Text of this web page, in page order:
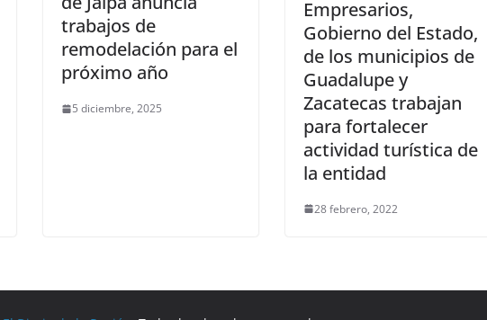
trabajos de
remodelación para el
próximo año
5 diciembre, 2025
Empresarios,
Gobierno del Estado,
de los municipios de
Guadalupe y
Zacatecas trabajan
para fortalecer
actividad turística de
la entidad
28 febrero, 2022